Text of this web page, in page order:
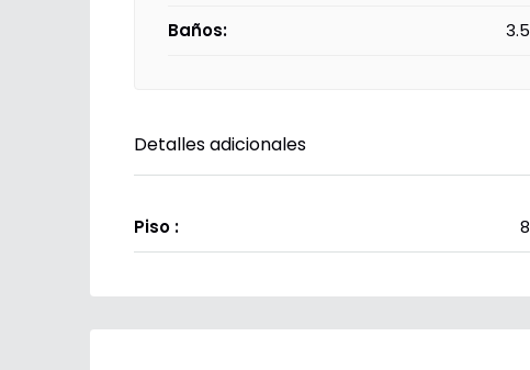
Baños: 3.5
Detalles adicionales
Piso : 8